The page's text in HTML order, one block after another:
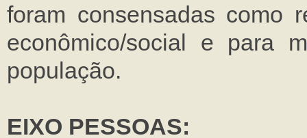
foram consensadas como
econômico/social e para
população.
EIXO PESSOAS: